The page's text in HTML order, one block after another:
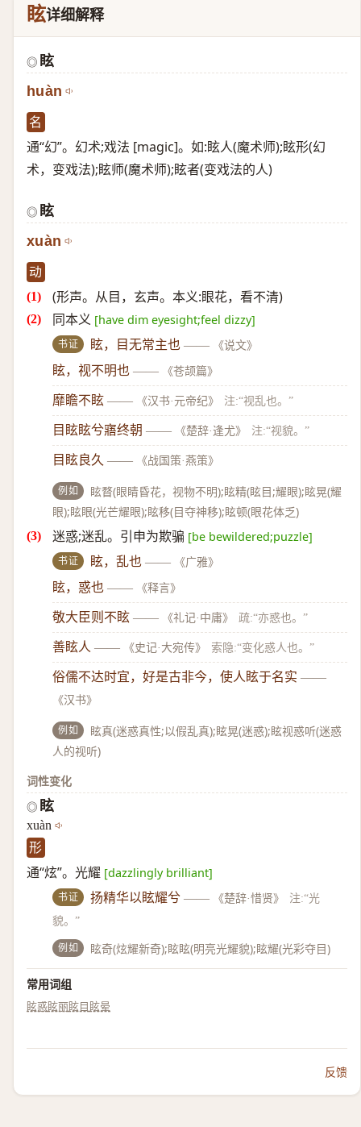
眩详细解释
◎ 眩
huàn
名
通“幻”。幻术;戏法 [magic]。如:眩人(魔术师);眩形(幻
术，变戏法);眩师(魔术师);眩者(变戏法的人)
◎ 眩
xuàn
动
(形声。从目，玄声。本义:眼花，看不清)
同本义 [have dim eyesight;feel dizzy]
书证 眩，目无常主也 —— 《说文》
眩，视不明也 —— 《苍颉篇》
靡瞻不眩 —— 《汉书·元帝纪》 注:“视乱也。”
目眩眩兮寤终朝 —— 《楚辞·逢尤》 注:“视貌。”
目眩良久 —— 《战国策·燕策》
例如
眩瞀(眼睛昏花，视物不明);眩精(眩目;耀眼);眩晃(耀
眼);眩眼(光芒耀眼);眩移(目夺神移);眩顿(眼花体乏)
迷惑;迷乱。引申为欺骗 [be bewildered;puzzle]
书证 眩，乱也 —— 《广雅》
眩，惑也 —— 《释言》
敬大臣则不眩 —— 《礼记·中庸》 疏:“亦惑也。”
善眩人 —— 《史记·大宛传》 索隐:“变化惑人也。”
俗儒不达时宜，好是古非今，使人眩于名实 ——
《汉书》
例如
眩真(迷惑真性;以假乱真);眩晃(迷惑);眩视惑听(迷惑
人的视听)
词性变化
◎ 眩
xuàn
形
通“炫”。光耀 [dazzlingly brilliant]
书证 扬精华以眩耀兮 —— 《楚辞·惜贤》
注:“光
貌。”
例如 眩奇(炫耀新奇);眩眩(明亮光耀貌);眩耀(光彩夺目)
常用词组
眩惑眩丽眩目眩晕
反馈